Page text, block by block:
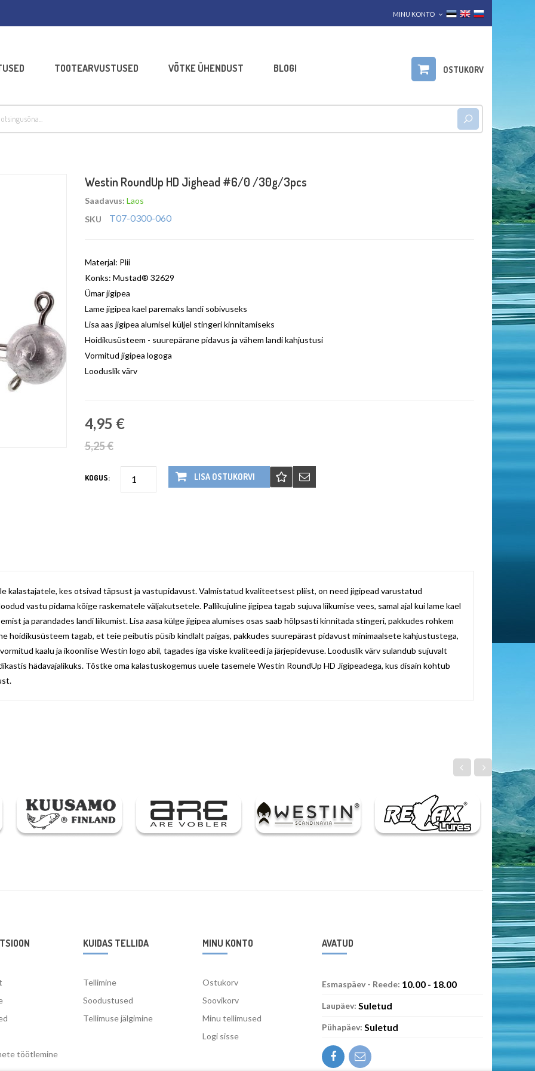
MINU KONTO
TOOTEARVUSTUSED VÕTKE ÜHENDUST BLOGI OSTUKORV
Westin RoundUp HD Jighead #6/0 /30g/3pcs
Saadavus: Laos
SKU
T07-0300-060
Materjal: Plii
Konks: Mustad® 32629
Ümar jigipea
Lame jigipea kael paremaks landi sobivuseks
Lisa aas jigipea alumisel küljel stingeri kinnitamiseks
Hoidikusüsteem - suurepärane pidavus ja vähem landi kahjustusi
Vormitud jigipea logoga
Looduslik värv
4,95 €
5,25 €
KOGUS: LISA OSTUKORVI
kalastajatele, kes otsivad täpsust ja vastupidavust. Valmistatud kvaliteetsest pliist, on need jigipead varustatud
vastu pidama kõige raskematele väljakutsetele. Pallikujuline jigipea tagab sujuva liikumise vees, samal ajal kui lame kael
ja parandades landi liikumist. Lisa aasa külge jigipea alumises osas saab hõlpsasti kinnitada stingeri, pakkudes rohkem
hoidikusüsteem tagab, et teie peibutis püsib kindlalt paigas, pakkudes suurepärast pidavust minimaalsete kahjustustega,
kaalu ja ikoonilise Westin logo abil, tagades iga viske kvaliteedi ja järjepidevuse. Looduslik värv sulandub sujuvalt
hädavajalikuks. Tõstke oma kalastuskogemus uuele tasemele Westin RoundUp HD Jigipeadega, kus disain kohtub
töötlemine
KUIDAS TELLIDA
Tellimine
Soodustused
Tellimuse jälgimine
MINU KONTO
Ostukorv
Soovikorv
Minu tellimused
Logi sisse
AVATUD
Esmaspäev - Reede: 10.00 - 18.00
Laupäev: Suletud
Pühapäev: Suletud